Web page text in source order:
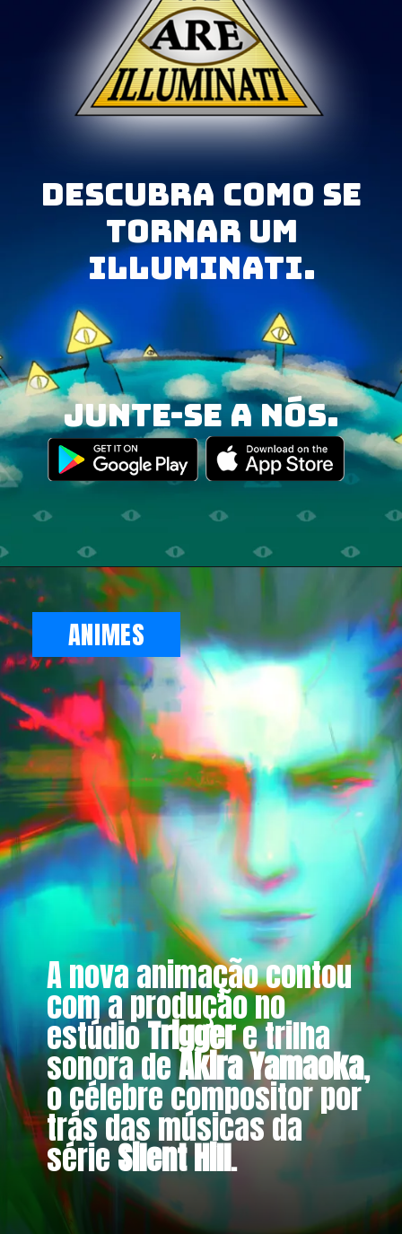
Descubra como se
tornar um
Illuminati.
junte-se a nós.
Openinghttps://illuminati.sng.link/Dzf7i/crx6?_smtype=3
A nova animação contou
com a produção no
estúdioTriggere trilha
sonora deAkira Yamaoka,
o célebre compositor por
trás das músicas da
sérieSilent Hill.
ANIMES